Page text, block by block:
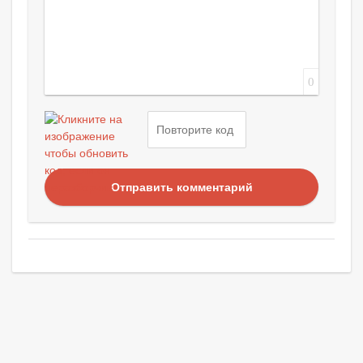
0
Отправить комментарий